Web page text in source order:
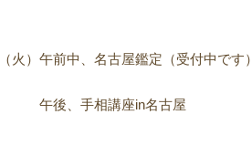
火）午前中、名古屋鑑定（受付中です）
相講座in名古屋